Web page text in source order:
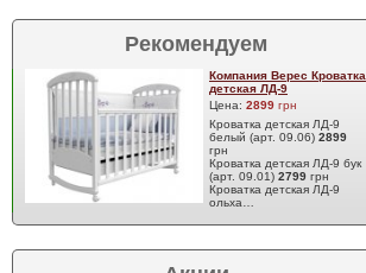
Рекомендуем
Компания Верес Кроватка
детская ЛД-9
Цена: 2899 грн
Кроватка детская ЛД-9
белый (арт. 09.06) 2899
грн
Кроватка детская ЛД-9 бук
(арт. 09.01) 2799 грн
Кроватка детская ЛД-9
ольха…